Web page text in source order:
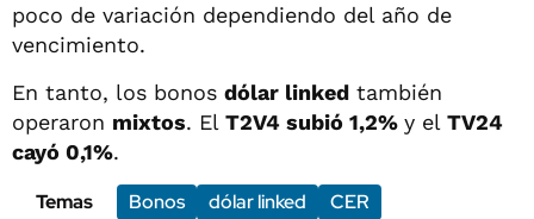
poco de variación dependiendo del año de
vencimiento.
En tanto, los bonos dólar linked también
operaron mixtos. El T2V4 subió 1,2% y el TV24
cayó 0,1%.
Temas
Bonos dólar linked CER